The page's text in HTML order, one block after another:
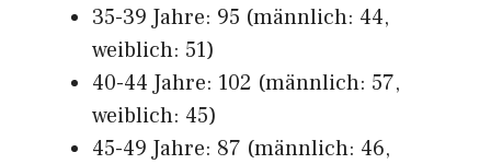
35-39 Jahre: 95 (männlich: 44,
weiblich: 51)
40-44 Jahre: 102 (männlich: 57,
weiblich: 45)
45-49 Jahre: 87 (männlich: 46,